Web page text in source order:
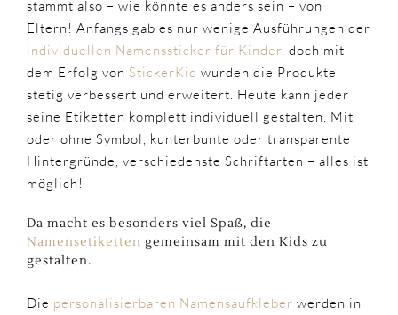
stammt also – wie könnte es anders sein – von
Eltern! Anfangs gab es nur wenige Ausführungen der
individuellen Namenssticker für Kinder, doch mit
dem Erfolg von StickerKid wurden die Produkte
stetig verbessert und erweitert. Heute kann jeder
seine Etiketten komplett individuell gestalten. Mit
oder ohne Symbol, kunterbunte oder transparente
Hintergründe, verschiedenste Schriftarten – alles ist
möglich!
Da macht es besonders viel Spaß, die
Namensetiketten gemeinsam mit den Kids zu
gestalten.
Die personalisierbaren Namensaufkleber werden in